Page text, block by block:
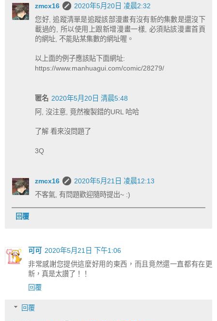
zmcx16
2020年5月20日 凌晨2:32
您好, 追蹤清單是追蹤該部漫畫有沒有新的集數是還沒下
載過的, 所以使用上跟新增漫畫一樣, 必須貼該漫畫首頁
的網址, 不能貼某集數的網址喔。
以上面的例子應該貼下面網址:
https://www.manhuagui.com/comic/28279/
匿名 2020年5月20日 清晨5:48
阿, 沒注意, 竟然複製錯的URL 哈哈
了解 看來沒問題了
3Q
zmcx16
2020年5月21日 凌晨12:13
不客氣, 有問題歡迎隨時提出~ :)
回覆
可可
2020年5月21日 下午1:06
非常感謝您提供這麼好用的東西，而且竟然還一直都有在更
新，真是太讚了！！
回覆
回覆